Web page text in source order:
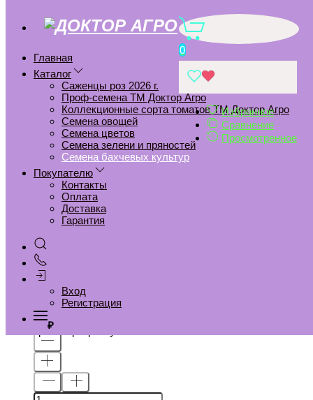
Главная
Каталог
Саженцы роз 2026 г.
Проф-семена ТМ Доктор Агро
Коллекционные сорта томатов ТМ Доктор Агро
Семена овощей
Семена цветов
Семена зелени и пряностей
Семена бахчевых культур
Покупателю
Контакты
Оплата
Доставка
Гарантия
Вход
Регистрация
0
Избранное
Сравнение
Просмотренное
Семена бахчевых культур
Главная
Семена бахчевых культур
5124D Арбуз Астраханский 5 шт
Астраханский Арбуз предназначен для выращивания по
всей территории страны. Характеризуется крупным
плодом и сочной мякотью. Нетребователен к уходу,
устойчив к засухе. Долго хранится и хорошо переносит
транспортировку.
В наличии